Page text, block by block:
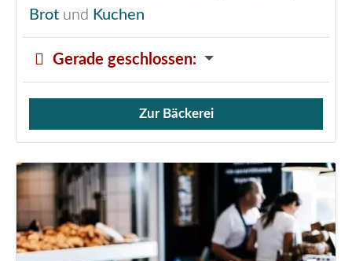
Brot und Kuchen
Gerade geschlossen:
Verkauf von Brötchen,
Zur Bäckerei